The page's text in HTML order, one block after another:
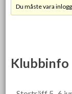
Du måste vara
Klubbinfo